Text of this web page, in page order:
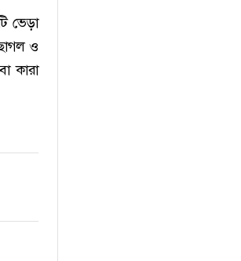
ভেড়া
ও
কারা